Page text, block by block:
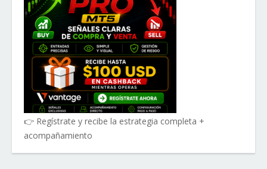
👉 Regístrate y recibe la estrategia completa +
acompañamiento